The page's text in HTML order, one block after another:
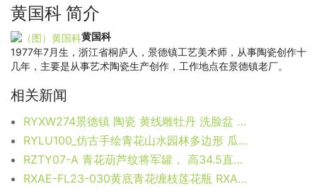
黄国科 简介
黄国科
1977年7月生，浙江省桐庐人，景德镇工艺美术师，从事陶瓷创作十
几年，主要是从事艺术陶瓷生产创作，工作地点在景德镇老厂。
相关新闻
RYXW274景德镇 陶瓷 黄线雕牡丹 洗脸盆 家居工艺摆设
RYLU100_仿古手绘青花山水园林多边形 瓜菱罐 花瓶 传统装饰摆设 家居装饰 景德镇
RZTY07-A 青花葫芦纹将军罐， 高34.5直径22.3口径底径13.7重量4.15KG
RXAE-FL23-030黄底青花缠枝莲花瓶 RXAE-FL23-031黄底青花牡丹纹平顶罐 RXAE-FL23-032黄底青花牡丹纹大肚罐 RXAE-FL23-033黄底青花缠枝花纹将军罐